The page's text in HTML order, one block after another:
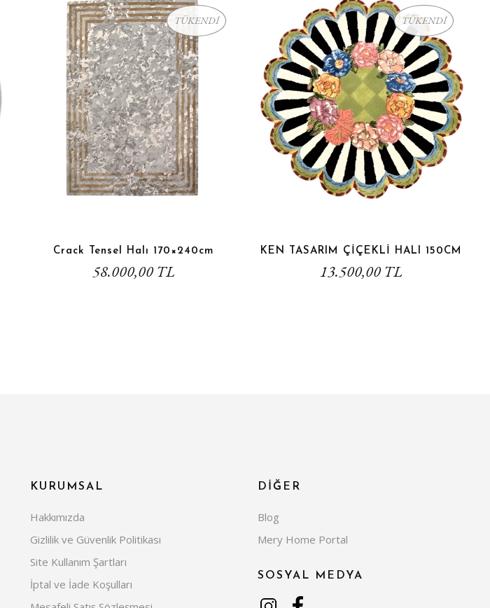
TÜKENDİ
Crack Tensel Halı 170×240cm
58.000,00 TL
TÜKENDİ
KEN TASARIM ÇİÇEKLİ HALI 150CM
13.500,00 TL
KURUMSAL
Hakkımızda
Gizlilik ve Güvenlik Politikası
Site Kullanım Şartları
İptal ve İade Koşulları
DİĞER
Blog
Mery Home Portal
SOSYAL MEDYA